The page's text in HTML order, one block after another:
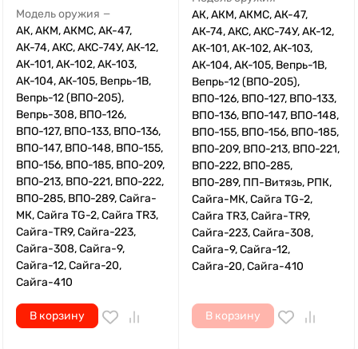
Модель оружия —
АК, АКМ, АКМС, АК-47,
АК-74, АКС, АКС-74У, АК-12,
АК-101, АК-102, АК-103,
АК-104, АК-105, Вепрь-1В,
Вепрь-12 (ВПО-205),
Вепрь-308, ВПО-126,
ВПО-127, ВПО-133, ВПО-136,
ВПО-147, ВПО-148, ВПО-155,
ВПО-156, ВПО-185, ВПО-209,
ВПО-213, ВПО-221, ВПО-222,
ВПО-285, ВПО-289, Сайга-
МК, Сайга TG-2, Сайга TR3,
Сайга-TR9, Сайга-223,
Сайга-308, Сайга-9,
Сайга-12, Сайга-20,
Сайга-410
В корзину
АК, АКМ, АКМС, АК-47,
АК-74, АКС, АКС-74У, АК-12,
АК-101, АК-102, АК-103,
АК-104, АК-105, Вепрь-1В,
Вепрь-12 (ВПО-205),
ВПО-126, ВПО-127, ВПО-133,
ВПО-136, ВПО-147, ВПО-148,
ВПО-155, ВПО-156, ВПО-185,
ВПО-209, ВПО-213, ВПО-221,
ВПО-222, ВПО-285,
ВПО-289, ПП-Витязь, РПК,
Сайга-МК, Сайга TG-2,
Сайга TR3, Сайга-TR9,
Сайга-223, Сайга-308,
Сайга-9, Сайга-12,
Сайга-20, Сайга-410
В корзину